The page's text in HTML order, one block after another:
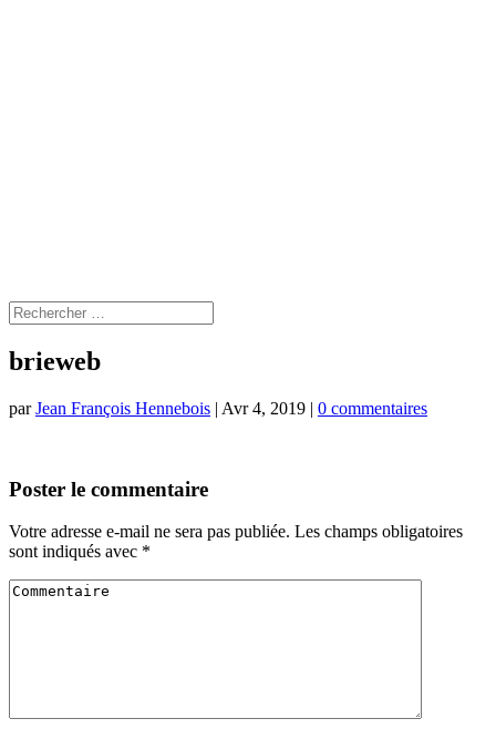
brieweb
parJean François Hennebois | Avr 4, 2019 | 0 commentaires
Poster le commentaire
Votre adresse e-mail ne sera pas publiée. Les champs obligatoires
sont indiqués avec *